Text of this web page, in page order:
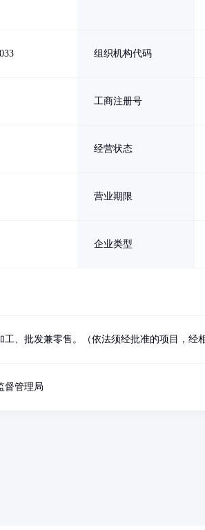
组织机构代码
工商注册号
经营状态
营业期限
企业类型
工、批发兼零售。（依法须经批准的项目，经
督管理局